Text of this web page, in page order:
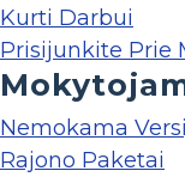
Kurti Darbui
Prisijunkite Prie
Nemokama
Rajono Paketai